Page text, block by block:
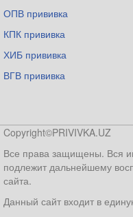
ОПВ прививка
КПК прививка
ХИБ прививка
ВГВ прививка
Copyright©PRIVIVKA.UZ
Все права защищены. Вся
подлежит дальнейшему
сайта.
Данный сайт входит в